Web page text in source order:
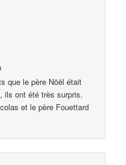
que le père Nöël était
ils ont été très surpris.
et le père Fouettard